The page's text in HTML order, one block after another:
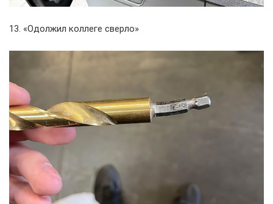
13. «Одолжил коллеге сверло»